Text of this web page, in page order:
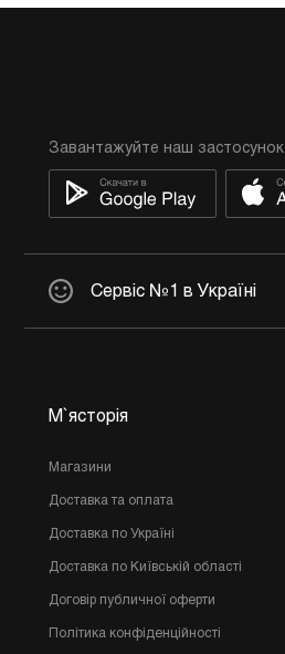
Завантажуйте наш застосунок
Сервіс №1 в Україні
М`ясторія
Магазини
Доставка та оплата
Доставка по Україні
Доставка по Київській області
Договір публичної оферти
Політика конфіденційності